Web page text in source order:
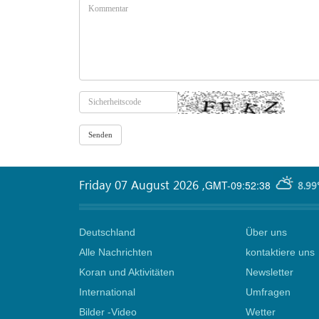
GMT-09:52:38
Friday 07 August 2026 ,
Deutschland
Alle Nachrichten
Koran und Aktivitäten
International
Bilder -Video
Über uns
kontaktiere uns
Newsletter
Umfragen
Wetter